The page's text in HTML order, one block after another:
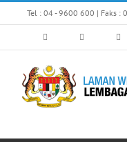
to
Tel : 04 - 9600 600 | Faks :